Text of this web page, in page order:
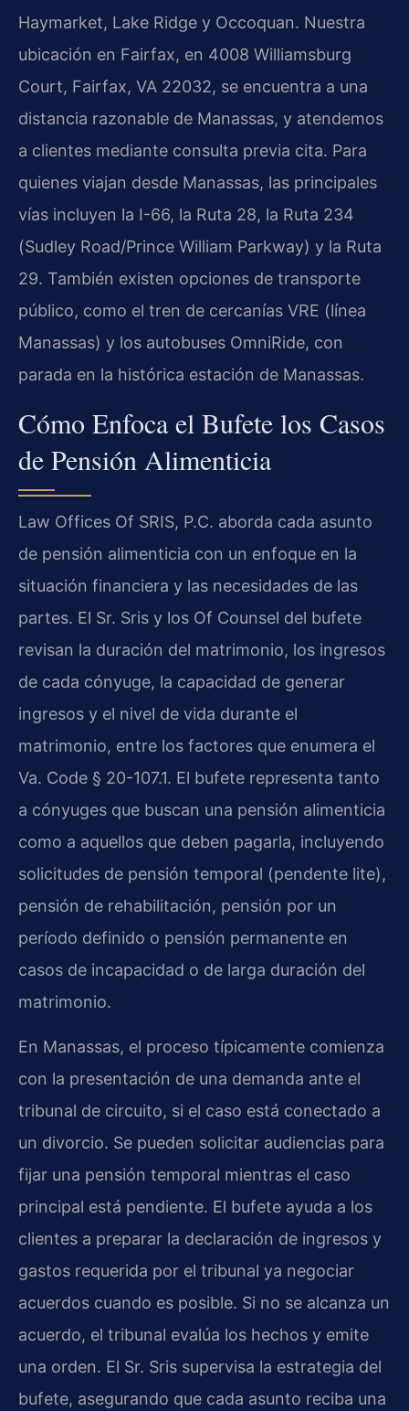
Haymarket, Lake Ridge y Occoquan. Nuestra
ubicación en Fairfax, en 4008 Williamsburg
Court, Fairfax, VA 22032, se encuentra a una
distancia razonable de Manassas, y atendemos
a clientes mediante consulta previa cita. Para
quienes viajan desde Manassas, las principales
vías incluyen la I-66, la Ruta 28, la Ruta 234
(Sudley Road/Prince William Parkway) y la Ruta
29. También existen opciones de transporte
público, como el tren de cercanías VRE (línea
Manassas) y los autobuses OmniRide, con
parada en la histórica estación de Manassas.
Cómo Enfoca el Bufete los Casos
de Pensión Alimenticia
Law Offices Of SRIS, P.C. aborda cada asunto
de pensión alimenticia con un enfoque en la
situación financiera y las necesidades de las
partes. El Sr. Sris y los Of Counsel del bufete
revisan la duración del matrimonio, los ingresos
de cada cónyuge, la capacidad de generar
ingresos y el nivel de vida durante el
matrimonio, entre los factores que enumera el
Va. Code § 20-107.1. El bufete representa tanto
a cónyuges que buscan una pensión alimenticia
como a aquellos que deben pagarla, incluyendo
solicitudes de pensión temporal (pendente lite),
pensión de rehabilitación, pensión por un
período definido o pensión permanente en
casos de incapacidad o de larga duración del
matrimonio.
En Manassas, el proceso típicamente comienza
con la presentación de una demanda ante el
tribunal de circuito, si el caso está conectado a
un divorcio. Se pueden solicitar audiencias para
fijar una pensión temporal mientras el caso
principal está pendiente. El bufete ayuda a los
clientes a preparar la declaración de ingresos y
gastos requerida por el tribunal ya negociar
acuerdos cuando es posible. Si no se alcanza un
acuerdo, el tribunal evalúa los hechos y emite
una orden. El Sr. Sris supervisa la estrategia del
bufete, asegurando que cada asunto reciba una